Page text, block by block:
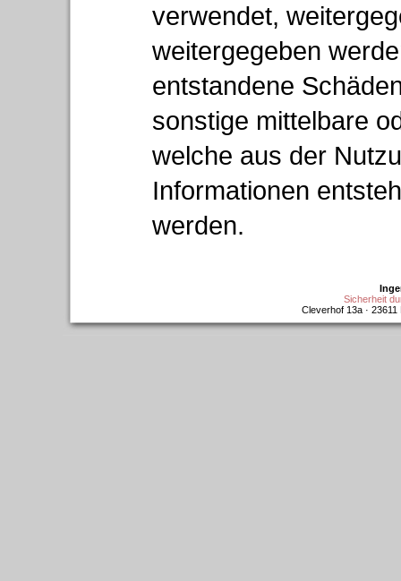
verwendet,
weitergegeben
entstandene
sonstige mittelbare
welche aus der
Informationen
werden.
Sicherheit
Cleverhof 13a ·